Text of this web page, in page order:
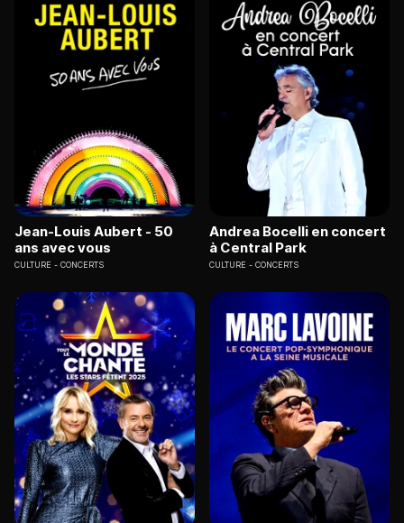
Jean-Louis Aubert - 50
ans avec vous
CULTURE CONCERTS
Andrea Bocelli en concert
à Central Park
CULTURE CONCERTS